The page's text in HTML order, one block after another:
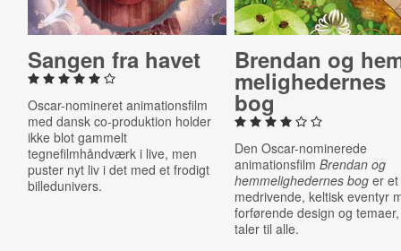
Sangen fra havet
Oscar-nomineret animationsfilm
med dansk co-produktion holder
ikke blot gammelt
tegnefilmhåndværk i live, men
puster nyt liv i det med et frodigt
billedunivers.
Brendan og
me­lig­he­der­nes
bog
Den Oscar-nominerede
animationsfilmBrendan og
hemmelighedernes bog er et
medrivende, keltisk eventyr
forførende design og
taler til alle.